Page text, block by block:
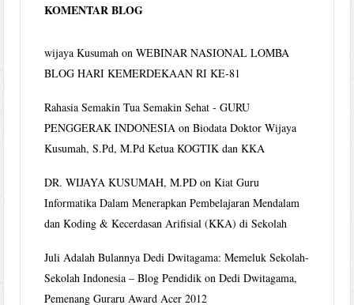
KOMENTAR BLOG
wijaya Kusumah onWEBINAR NASIONAL LOMBA
BLOG HARI KEMERDEKAAN RI KE-81
Rahasia Semakin Tua Semakin Sehat - GURU
PENGGERAK INDONESIA onBiodata Doktor Wijaya
Kusumah, S.Pd, M.Pd Ketua KOGTIK dan KKA
DR. WIJAYA KUSUMAH, M.PD onKiat Guru
Informatika Dalam Menerapkan Pembelajaran Mendalam
dan Koding & Kecerdasan Arifisial (KKA) di Sekolah
Juli Adalah Bulannya Dedi Dwitagama: Memeluk Sekolah-
Sekolah Indonesia – Blog Pendidik onDedi Dwitagama,
Pemenang Guraru Award Acer 2012